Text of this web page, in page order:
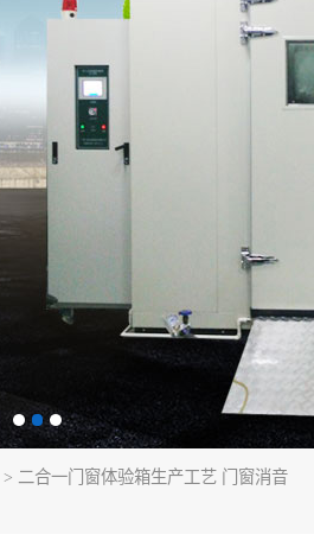
> 二合一门窗体验箱生产工艺 门窗消音